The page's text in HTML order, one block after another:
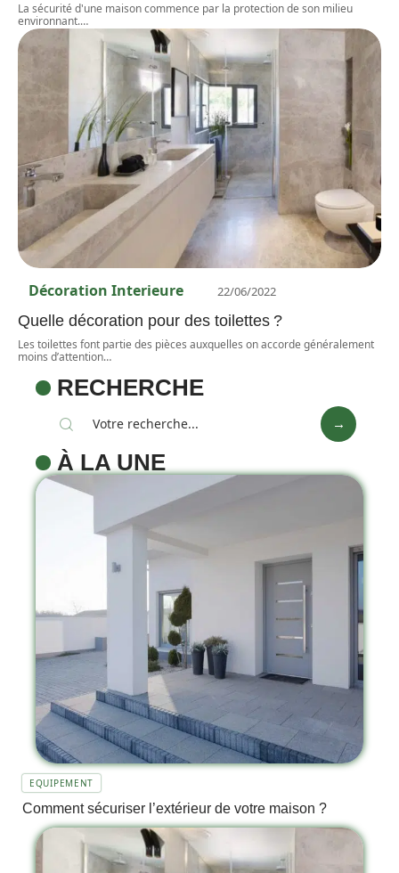
La sécurité d'une maison commence par la protection de son milieu
environnant.…
Décoration Interieure 22/06/2022
Quelle décoration pour des toilettes ?
Les toilettes font partie des pièces auxquelles on accorde généralement
moins d’attention…
RECHERCHE
À LA UNE
EQUIPEMENT
Comment sécuriser l’extérieur de votre maison ?